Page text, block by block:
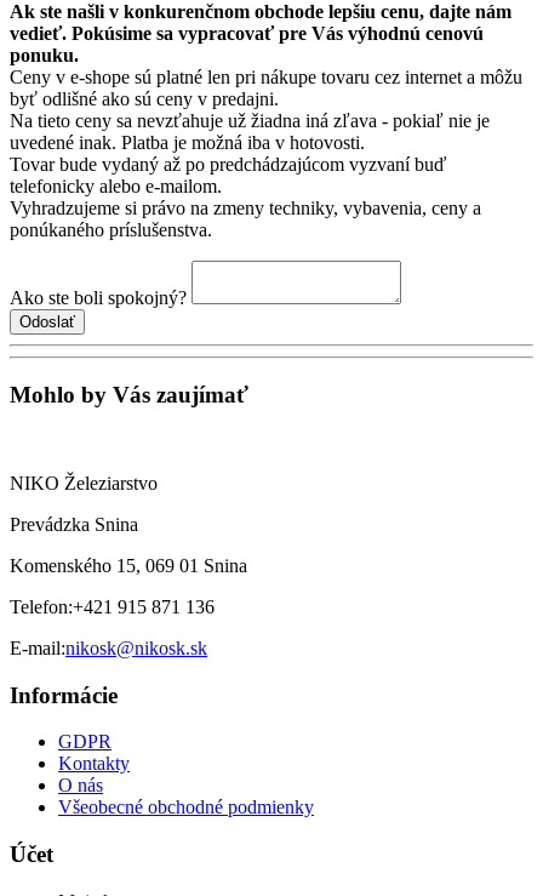
Ak ste našli v konkurenčnom obchode lepšiu cenu, dajte nám
vedieť. Pokúsime sa vypracovať pre Vás výhodnú cenovú
ponuku.
Ceny v e-shope sú platné len pri nákupe tovaru cez internet a môžu
byť odlišné ako sú ceny v predajni.
Na tieto ceny sa nevzťahuje už žiadna iná zľava - pokiaľ nie je
uvedené inak. Platba je možná iba v hotovosti.
Tovar bude vydaný až po predchádzajúcom vyzvaní buď
telefonicky alebo e-mailom.
Vyhradzujeme si právo na zmeny techniky, vybavenia, ceny a
ponúkaného príslušenstva.
Ako ste boli spokojný?
Mohlo by Vás zaujímať
NIKO Železiarstvo
Prevádzka Snina
Komenského 15, 069 01 Snina
Telefon:+421 915 871 136
E-mail:nikosk@nikosk.sk
Informácie
GDPR
Kontakty
O nás
Všeobecné obchodné podmienky
Účet